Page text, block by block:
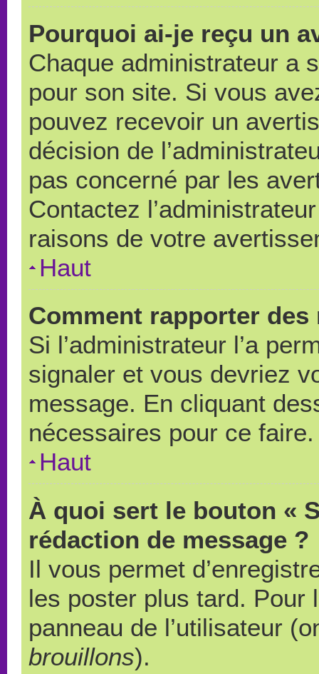
Pourquoi ai-je reçu un
Chaque administrateur a
pour son site. Si vous
pouvez recevoir un
décision de
pas concerné par les
Contactez
raisons de votre
Haut
Comment rapporter
Si l’administrateur l’a
signaler et vous devriez
message. En cliquant
nécessaires pour ce faire.
Haut
À quoi sert le bouton «
rédaction de message ?
Il vous permet
les poster plus tard. Pour
panneau de l’utilisateur
brouillons).